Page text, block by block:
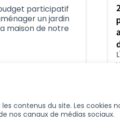
contenus du site. Les cookies
nos canaux de médias sociaux.
participatif
un jardin
maison de notre